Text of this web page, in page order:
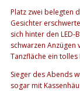
Platz zwei belegten
Gesichter
sich hinter den
schwarzen
Tanzfläche ein tolles
Sieger des Abends
sogar mit